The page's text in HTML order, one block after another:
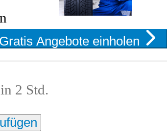
Fotos hinzufügen
Gratis Angebote einholen
2 Std.